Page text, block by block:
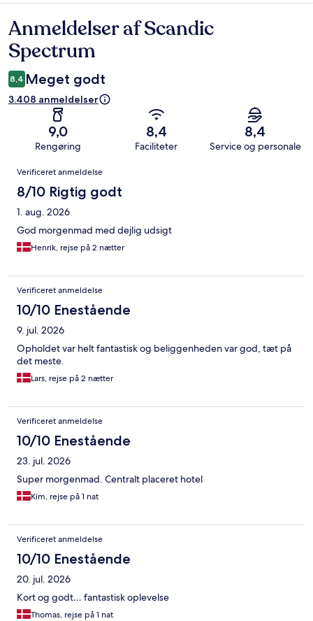
Anmeldelser
Anmeldelser af Scandic
Spectrum
8,4 Meget godt
3.408 anmeldelser
9,0
Rengøring
8,4
Faciliteter
8,4
Service og personale
Anmeldelser
Verificeret anmeldelse
8/10 Rigtig godt
1. aug. 2026
God morgenmad med dejlig udsigt
Henrik, rejse på 2 nætter
Verificeret anmeldelse
10/10 Enestående
9. jul. 2026
Opholdet var helt fantastisk og beliggenheden var god, tæt på
det meste.
Lars, rejse på 2 nætter
Verificeret anmeldelse
10/10 Enestående
23. jul. 2026
Super morgenmad. Centralt placeret hotel
Kim, rejse på 1 nat
Verificeret anmeldelse
10/10 Enestående
20. jul. 2026
Kort og godt… fantastisk oplevelse
Thomas, rejse på 1 nat